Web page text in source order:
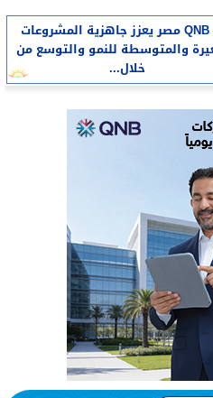
بنك QNB مصر يعزز جاهزية المشروعات
والمتوسطة للنمو والتوسع من
خلال...